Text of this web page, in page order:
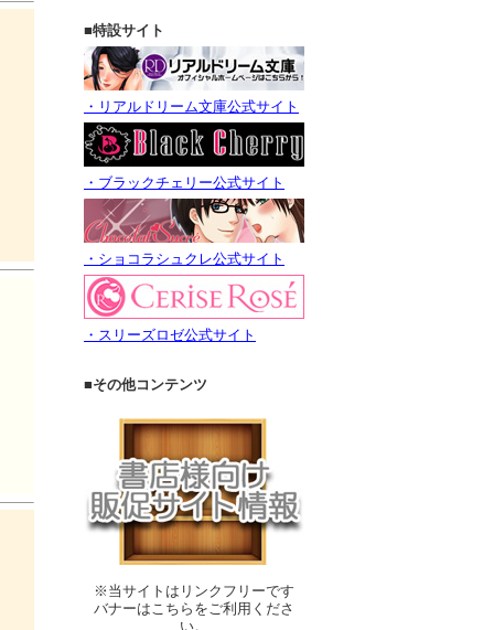
■特設サイト
・リアルドリーム文庫公式サイト
・ブラックチェリー公式サイト
・ショコラシュクレ公式サイト
・スリーズロゼ公式サイト
■その他コンテンツ
※当サイトはリンクフリーです
バナーはこちらをご利用くださ
い。